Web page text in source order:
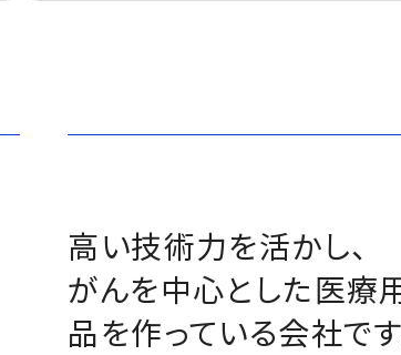
高い技術力を活かし、
がんを中心とした医療
品を作っている会社です